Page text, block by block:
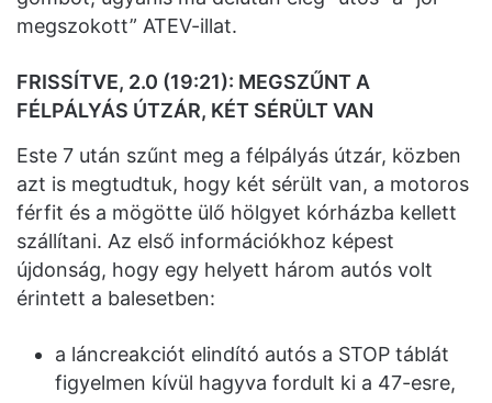
megszokott” ATEV-illat.
FRISSÍTVE, 2.0 (19:21): MEGSZŰNT A
FÉLPÁLYÁS ÚTZÁR, KÉT SÉRÜLT VAN
Este 7 után szűnt meg a félpályás útzár, közben
azt is megtudtuk, hogy két sérült van, a motoros
férfit és a mögötte ülő hölgyet kórházba kellett
szállítani. Az első információkhoz képest
újdonság, hogy egy helyett három autós volt
érintett a balesetben:
a láncreakciót elindító autós a STOP táblát
figyelmen kívül hagyva fordult ki a 47-esre,